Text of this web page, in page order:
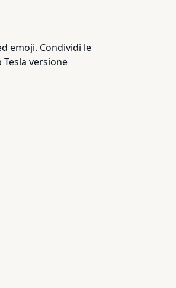
emoji. Condividi le
versione